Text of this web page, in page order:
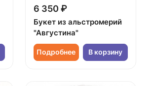
6 350 ₽
Букет из альстромерий
"Августина"
Подробнее В корзину